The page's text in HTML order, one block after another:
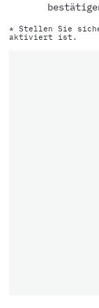
* Stellen Sie
aktiviert ist.